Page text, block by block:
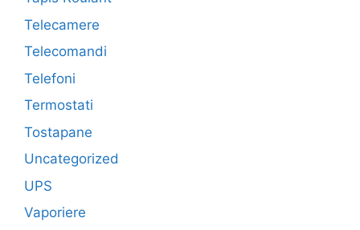
Telecamere
Telecomandi
Telefoni
Termostati
Tostapane
Uncategorized
UPS
Vaporiere